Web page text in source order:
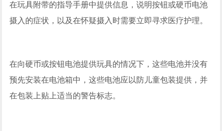
在玩具附带的指导手册中提供信息，说明按钮或硬币电池
摄入的症状，以及在怀疑摄入时需要立即寻求医疗护理。
在向硬币或按钮电池提供玩具的情况下，这些电池并没有
预先安装在电池箱中，这些电池应以防儿童包装提供，并
在包装上贴上适当的警告标志。